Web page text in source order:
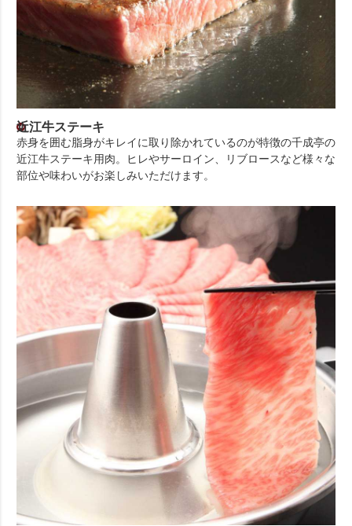
近江牛ステーキ
赤身を囲む脂身がキレイに取り除かれているのが特徴の千成亭の
近江牛ステーキ用肉。ヒレやサーロイン、リブロースなど様々な
部位や味わいがお楽しみいただけます。